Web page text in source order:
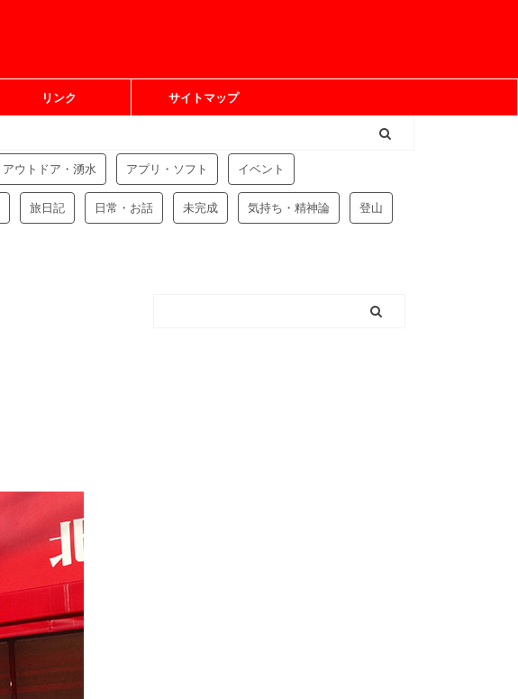
リンク サイトマップ
アウトドア・湧水 アプリ・ソフト イベント
旅日記 日常・お話 未完成 気持ち・精神論 登山